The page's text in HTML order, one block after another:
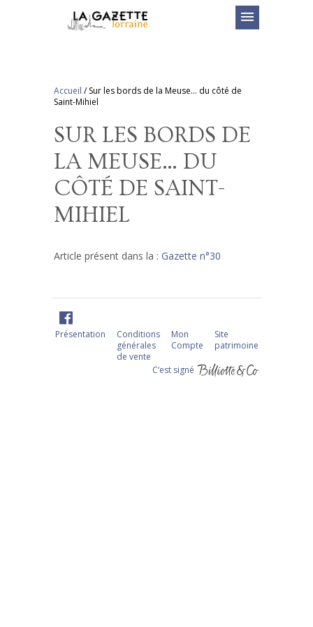
menu
Accueil /Sur les bords de la Meuse… du côté de
Saint-Mihiel
SUR LES BORDS DE
LA MEUSE… DU
CÔTÉ DE SAINT-
MIHIEL
Article présent dans la : Gazette n°30
Présentation
Conditions
générales
de vente
Mon
Compte
Site
patrimoine
C‘est signé